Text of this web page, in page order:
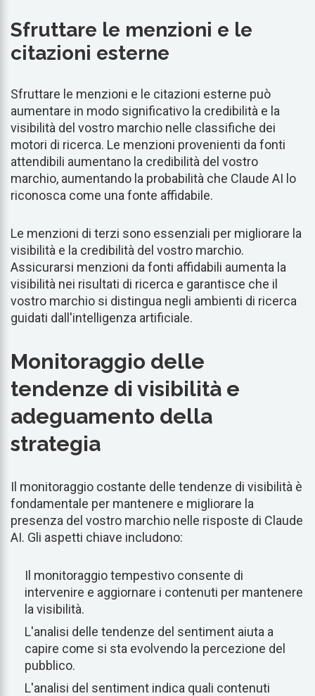
Sfruttare le menzioni e le
citazioni esterne
Sfruttare le menzioni e le citazioni esterne può
aumentare in modo significativo la credibilità e la
visibilità del vostro marchio nelle classifiche dei
motori di ricerca. Le menzioni provenienti da fonti
attendibili aumentano la credibilità del vostro
marchio, aumentando la probabilità che Claude AI lo
riconosca come una fonte affidabile.
Le menzioni di terzi sono essenziali per migliorare la
visibilità e la credibilità del vostro marchio.
Assicurarsi menzioni da fonti affidabili aumenta la
visibilità nei risultati di ricerca e garantisce che il
vostro marchio si distingua negli ambienti di ricerca
guidati dall'intelligenza artificiale.
Monitoraggio delle
tendenze di visibilità e
adeguamento della
strategia
Il monitoraggio costante delle tendenze di visibilità è
fondamentale per mantenere e migliorare la
presenza del vostro marchio nelle risposte di Claude
AI. Gli aspetti chiave includono:
Il monitoraggio tempestivo consente di
intervenire e aggiornare i contenuti per mantenere
la visibilità.
L'analisi delle tendenze del sentiment aiuta a
capire come si sta evolvendo la percezione del
pubblico.
L'analisi del sentiment indica quali contenuti